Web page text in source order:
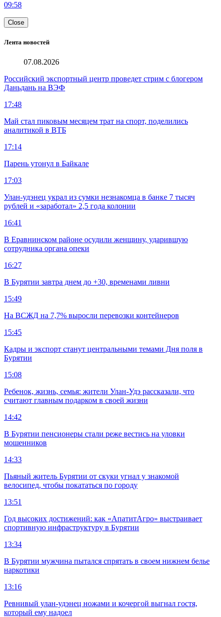
09:58
Close
Лента новостей
07.08.2026
Российский экспортный центр проведет стрим с блогером
Даньдань на ВЭФ
17:48
Май стал пиковым месяцем трат на спорт, поделились
аналитикой в ВТБ
17:14
Парень утонул в Байкале
17:03
Улан-удэнец украл из сумки незнакомца в банке 7 тысяч
рублей и «заработал» 2,5 года колонии
16:41
В Еравнинском районе осудили женщину, ударившую
сотрудника органа опеки
16:27
В Бурятии завтра днем до +30, временами ливни
15:49
На ВСЖД на 7,7% выросли перевозки контейнеров
15:45
Кадры и экспорт станут центральными темами Дня поля в
Бурятии
15:08
Ребенок, жизнь, семья: жители Улан-Удэ рассказали, что
считают главным подарком в своей жизни
14:42
В Бурятии пенсионеры стали реже вестись на уловки
мошенников
14:33
Пьяный житель Бурятии от скуки угнал у знакомой
велосипед, чтобы покататься по городу
13:51
Год высоких достижений: как «АпатитАгро» выстраивает
спортивную инфраструктуру в Бурятии
13:34
В Бурятии мужчина пытался спрятать в своем нижнем белье
наркотики
13:16
Ревнивый улан-удэнец ножами и кочергой выгнал гостя,
который ему надоел